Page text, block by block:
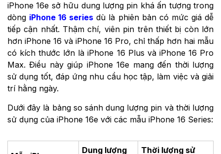
iPhone 16e sở hữu dung lượng pin khá ấn tượng trong
dòng iPhone 16 series dù là phiên bản có mức giá dễ
tiếp cận nhất. Thậm chí, viên pin trên thiết bị còn lớn
hơn iPhone 16 và iPhone 16 Pro, chỉ thấp hơn hai mẫu
có kích thước lớn là iPhone 16 Plus và iPhone 16 Pro
Max. Điều này giúp iPhone 16e mang đến thời lượng
sử dụng tốt, đáp ứng nhu cầu học tập, làm việc và giải
trí hằng ngày.
Dưới đây là bảng so sánh dung lượng pin và thời lượng
sử dụng của iPhone 16e với các mẫu iPhone 16 Series:
Dung lượng Thời lượng sử